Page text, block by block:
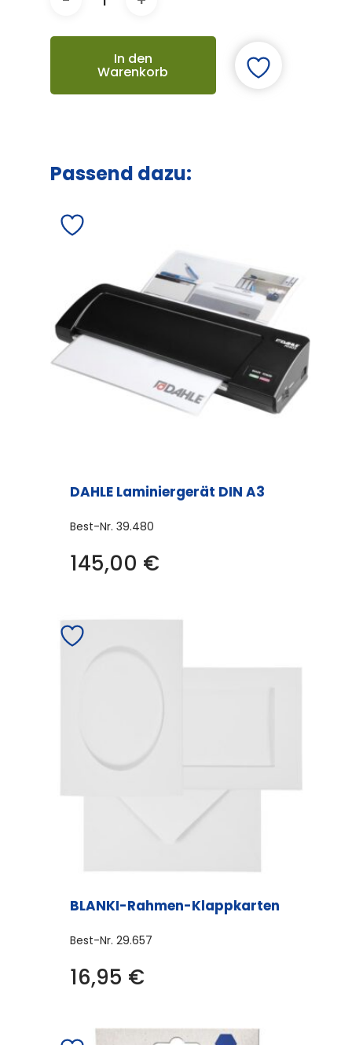
In den
Warenkorb
Passend dazu:
DAHLE Laminiergerät DIN A3
Best-Nr. 39.480
145,00 €
BLANKI-Rahmen-Klappkarten
Best-Nr. 29.657
16,95 €